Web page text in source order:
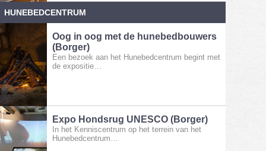
HUNEBEDCENTRUM
Oog in oog met de hunebedbouwers
(Borger)
Een bezoek aan het Hunebedcentrum begint met
de expositie…
Expo Hondsrug UNESCO (Borger)
In het Kenniscentrum op het terrein van het
Hunebedcentrum…